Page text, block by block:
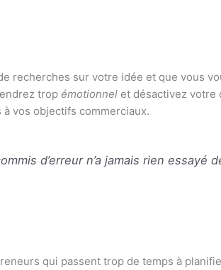
recherches sur votre idée et que vous
trop émotionnel et désactivez votre
vos objectifs commerciaux.
d’erreur n’a jamais rien essayé
qui passent trop de temps à